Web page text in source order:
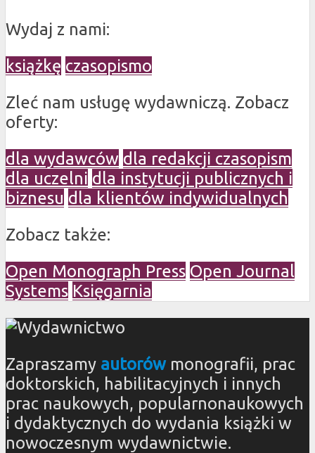
Wydaj z nami:
książkę czasopismo
Zleć nam usługę wydawniczą. Zobacz
oferty:
dla wydawców dla redakcji czasopism
dla uczelni dla instytucji publicznych i
biznesu dla klientów indywidualnych
Zobacz także:
Open Monograph Press Open Journal
Systems Księgarnia
Zapraszamy autorówmonografii, prac
doktorskich, habilitacyjnych i innych
prac naukowych, popularnonaukowych
i dydaktycznych do wydania książki w
nowoczesnym wydawnictwie.